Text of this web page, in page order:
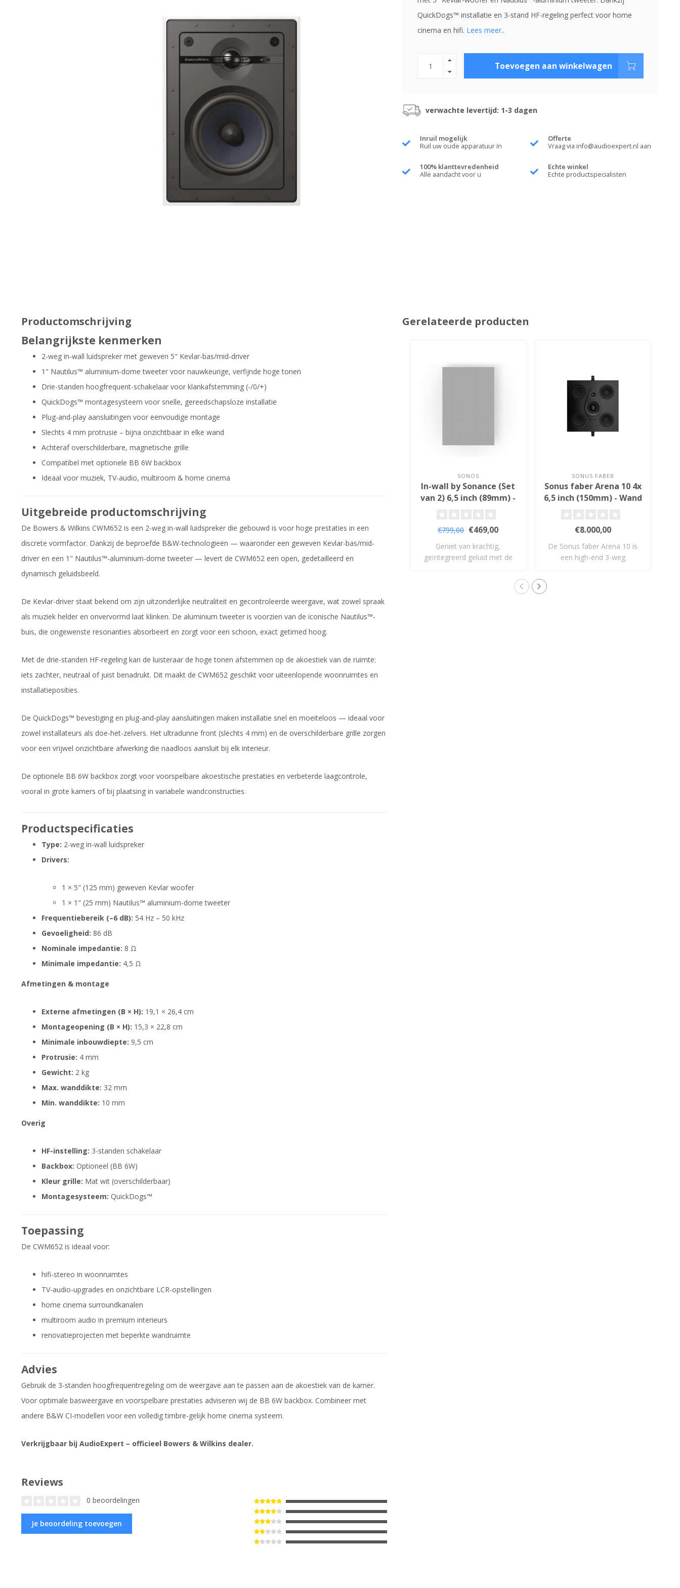
QuickDogs™ installatie en 3-stand HF-regeling perfect voor home
cinema en hifi. Lees meer..
Toevoegen aan winkelwagen
verwachte levertijd: 1-3 dagen
Inruil mogelijk
Ruil uw oude apparatuur in
Offerte
Vraag via info@audioexpert.nl aan
100% klanttevredenheid
Alle aandacht voor u
Echte winkel
Echte productspecialisten
Productomschrijving
Belangrijkste kenmerken
2-weg in-wall luidspreker met geweven 5" Kevlar-bas/mid-driver
1" Nautilus™ aluminium-dome tweeter voor nauwkeurige, verfijnde hoge tonen
Drie-standen hoogfrequent-schakelaar voor klankafstemming (-/0/+)
QuickDogs™ montagesysteem voor snelle, gereedschapsloze installatie
Plug-and-play aansluitingen voor eenvoudige montage
Slechts 4 mm protrusie – bijna onzichtbaar in elke wand
Achteraf overschilderbare, magnetische grille
Compatibel met optionele BB 6W backbox
Ideaal voor muziek, TV-audio, multiroom & home cinema
Uitgebreide productomschrijving
De Bowers & Wilkins CWM652 is een 2-weg in-wall luidspreker die gebouwd is voor hoge prestaties in een
discrete vormfactor. Dankzij de beproefde B&W-technologieën — waaronder een geweven Kevlar-bas/mid-
driver en een 1" Nautilus™-aluminium-dome tweeter — levert de CWM652 een open, gedetailleerd en
dynamisch geluidsbeeld.
De Kevlar-driver staat bekend om zijn uitzonderlijke neutraliteit en gecontroleerde weergave, wat zowel spraak
als muziek helder en onvervormd laat klinken. De aluminium tweeter is voorzien van de iconische Nautilus™-
buis, die ongewenste resonanties absorbeert en zorgt voor een schoon, exact getimed hoog.
Met de drie-standen HF-regeling kan de luisteraar de hoge tonen afstemmen op de akoestiek van de ruimte:
iets zachter, neutraal of juist benadrukt. Dit maakt de CWM652 geschikt voor uiteenlopende woonruimtes en
installatieposities.
De QuickDogs™ bevestiging en plug-and-play aansluitingen maken installatie snel en moeiteloos — ideaal voor
zowel installateurs als doe-het-zelvers. Het ultradunne front (slechts 4 mm) en de overschilderbare grille zorgen
voor een vrijwel onzichtbare afwerking die naadloos aansluit bij elk interieur.
De optionele BB 6W backbox zorgt voor voorspelbare akoestische prestaties en verbeterde laagcontrole,
vooral in grote kamers of bij plaatsing in variabele wandconstructies.
Productspecificaties
Type: 2-weg in-wall luidspreker
Drivers:
1 × 5" (125 mm) geweven Kevlar woofer
1 × 1" (25 mm) Nautilus™ aluminium-dome tweeter
Frequentiebereik (–6 dB): 54 Hz – 50 kHz
Gevoeligheid: 86 dB
Nominale impedantie: 8 Ω
Minimale impedantie: 4,5 Ω
Afmetingen & montage
Externe afmetingen (B × H): 19,1 × 26,4 cm
Montageopening (B × H): 15,3 × 22,8 cm
Minimale inbouwdiepte: 9,5 cm
Protrusie: 4 mm
Gewicht: 2 kg
Max. wanddikte: 32 mm
Min. wanddikte: 10 mm
Overig
HF-instelling: 3-standen schakelaar
Backbox: Optioneel (BB 6W)
Kleur grille: Mat wit (overschilderbaar)
Montagesysteem: QuickDogs™
Toepassing
De CWM652 is ideaal voor:
hifi-stereo in woonruimtes
TV-audio-upgrades en onzichtbare LCR-opstellingen
home cinema surroundkanalen
multiroom audio in premium interieurs
renovatieprojecten met beperkte wandruimte
Advies
Gebruik de 3-standen hoogfrequentregeling om de weergave aan te passen aan de akoestiek van de kamer.
Voor optimale basweergave en voorspelbare prestaties adviseren wij de BB 6W backbox. Combineer met
andere B&W CI-modellen voor een volledig timbre-gelijk home cinema systeem.
Verkrijgbaar bij AudioExpert – officieel Bowers & Wilkins dealer.
Reviews
0 beoordelingen
Je beoordeling toevoegen
Gerelateerde producten
SONOS
In-wall by Sonance (Set
van 2) 6,5 inch (89mm) -
€799,00 €469,00
Geniet van krachtig,
geïntegreerd geluid met de
SONUS FABER
Sonus faber Arena 10 4x
6,5 inch (150mm) - Wand
€8.000,00
De Sonus faber Arena 10 is
een high-end 3-weg